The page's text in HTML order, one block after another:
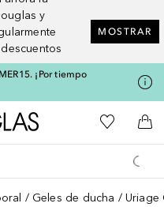
y
MOSTRAR
¡Por tiempo
A Douglas HomeMi lista de
A
Geles de ducha Uriage